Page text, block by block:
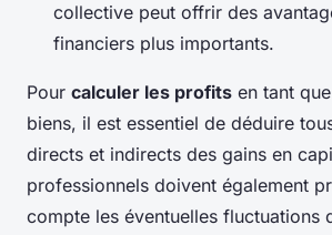
collective peut offrir des
financiers plus importants.
Pour calculer les profits en tant
biens, il est essentiel de déduire
directs et indirects des gains en
professionnels doivent également
compte les éventuelles fluctuations